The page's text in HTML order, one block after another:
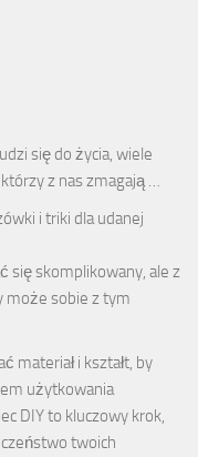
się do życia, wiele
z nas zmagają …
i triki dla udanej
się skomplikowany, ale z
może sobie z tym
materiał i kształt, by
użytkowania
DIY to kluczowy krok,
twoich